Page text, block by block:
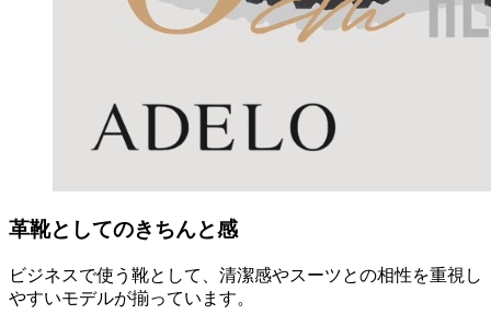
革靴としてのきちんと感
ビジネスで使う靴として、清潔感やスーツとの相性を重視し
やすいモデルが揃っています。